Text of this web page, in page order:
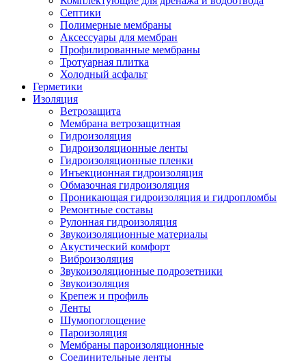
Септики
Полимерные мембраны
Аксессуары для мембран
Профилированные мембраны
Тротуарная плитка
Холодный асфальт
Герметики
Изоляция
Ветрозащита
Мембрана ветрозащитная
Гидроизоляция
Гидроизоляционные ленты
Гидроизоляционные пленки
Инъекционная гидроизоляция
Обмазочная гидроизоляция
Проникающая гидроизоляция и гидропломбы
Ремонтные составы
Рулонная гидроизоляция
Звукоизоляционные материалы
Акустический комфорт
Виброизоляция
Звукоизоляционные подрозетники
Звукоизоляция
Крепеж и профиль
Ленты
Шумопоглощение
Пароизоляция
Мембраны пароизоляционные
Соединительные ленты